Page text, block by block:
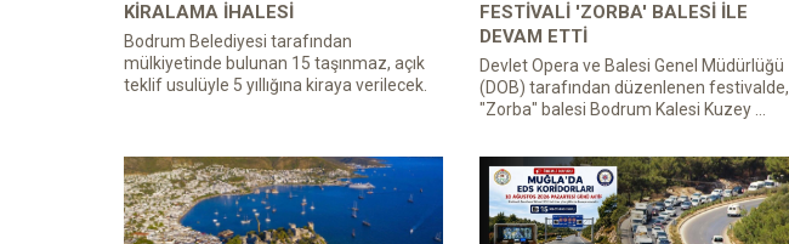
KIRALAMA İHALESI
Bodrum Belediyesi tarafından
mülkiyetinde bulunan 15 taşınmaz, açık
teklif usulüyle 5 yıllığına kiraya verilecek.
FESTIVALI 'ZORBA' BALESI ILE
DEVAM ETTI
Devlet Opera ve Balesi Genel Müdürlüğü
(DOB) tarafından düzenlenen festivalde,
"Zorba" balesi Bodrum Kalesi Kuzey ...